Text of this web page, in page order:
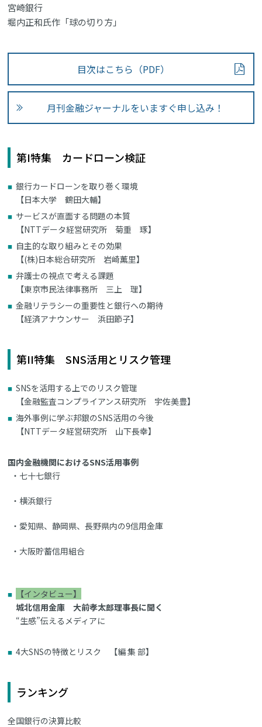
宮崎銀行
堀内正和氏作「球の切り方」
目次はこちら（PDF）
月刊金融ジャーナルをいますぐ申し込み！
第I特集 カードローン検証
銀行カードローンを取り巻く環境
【日本大学 鶴田大輔】
サービスが直面する問題の本質
【NTTデータ経営研究所 菊重 琢】
自主的な取り組みとその効果
【(株)日本総合研究所 岩崎薫里】
弁護士の視点で考える課題
【東京市民法律事務所 三上 理】
金融リテラシーの重要性と銀行への期待
【経済アナウンサー 浜田節子】
第II特集 SNS活用とリスク管理
SNSを活用する上でのリスク管理
【金融監査コンプライアンス研究所 宇佐美豊】
海外事例に学ぶ邦銀のSNS活用の今後
【NTTデータ経営研究所 山下長幸】
国内金融機関におけるSNS活用事例
七十七銀行
横浜銀行
愛知県、静岡県、長野県内の9信用金庫
大阪貯蓄信用組合
【インタビュー】
城北信用金庫 大前孝太郎理事長に聞く
“生感”伝えるメディアに
4大SNSの特徴とリスク 【編 集 部】
ランキング
全国銀行の決算比較